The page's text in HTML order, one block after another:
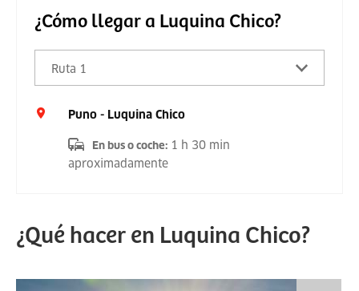
¿Cómo llegar a Luquina Chico?
Ruta 1
Puno - Luquina Chico
En bus o coche: 1 h 30 min
aproximadamente
¿Qué hacer en Luquina Chico?